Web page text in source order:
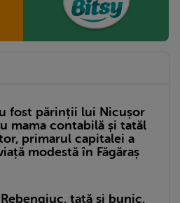
fost părinții lui Nicușor
mama contabilă și tatăl
primarul capitalei a
modestă în Făgăraș
tată și bunic.